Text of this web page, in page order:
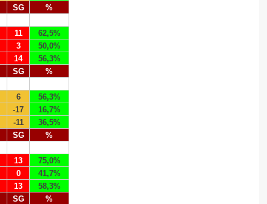
SG
%
11
62,5%
3
50,0%
14
56,3%
SG
%
6
56,3%
-17
16,7%
-11
36,5%
SG
%
13
75,0%
0
41,7%
13
58,3%
SG
%